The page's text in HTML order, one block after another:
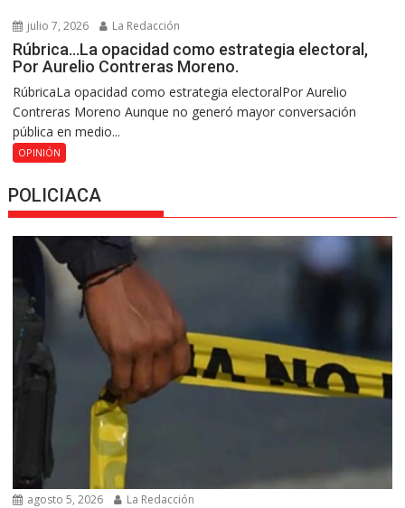
julio 7, 2026 La Redacción
Rúbrica…La opacidad como estrategia electoral,
Por Aurelio Contreras Moreno.
RúbricaLa opacidad como estrategia electoralPor Aurelio
Contreras Moreno Aunque no generó mayor conversación
pública en medio...
OPINIÓN
POLICIACA
agosto 5, 2026 La Redacción